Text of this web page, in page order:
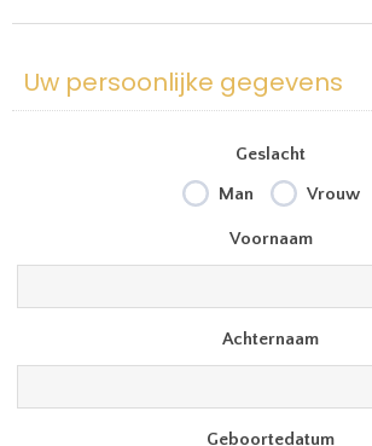
Uw persoonlijke gegevens
Geslacht
Man
Vrouw
Voornaam
Achternaam
Geboortedatum